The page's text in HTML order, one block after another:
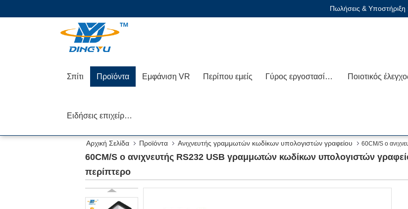
Πωλήσεις & Υποστήριξη
Σπίτι Προϊόντα Εμφάνιση VR Περίπου εμείς Γύρος εργοστασίων Ποιοτικός
Ειδήσεις επιχείρησης
Αρχική Σελίδα Προϊόντα Ανιχνευτής γραμμωτών κωδίκων υπολογιστών γραφείου
60CM/S ο
σταθερός τοποθετεί DP7618W για το περίπτερο
60CM/S ο ανιχνευτής RS232 USB γραμμωτών κωδίκων υπολογιστών
περίπτερο